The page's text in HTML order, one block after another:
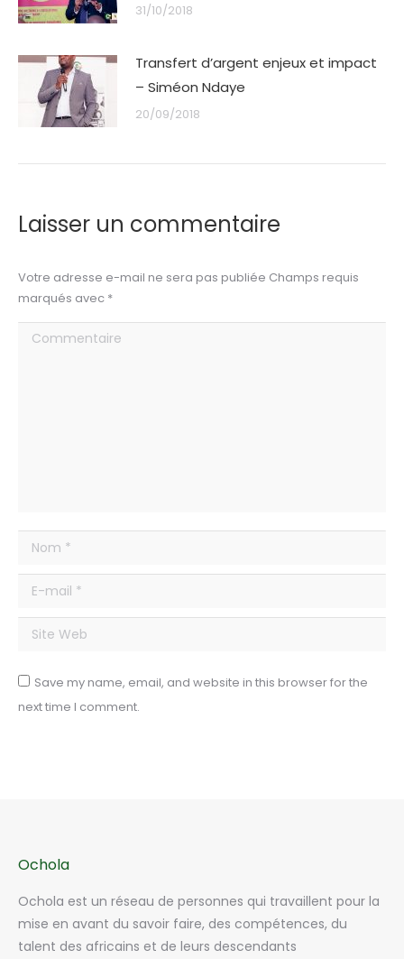
31/10/2018
Transfert d’argent enjeux et impact
– Siméon Ndaye
20/09/2018
Laisser un commentaire
Votre adresse e-mail ne sera pas publiée Champs requis
marqués avec *
Commentaire
Nom *
E-mail *
Site Web
Save my name, email, and website in this browser for the
next time I comment.
Ochola
Ochola est un réseau de personnes qui travaillent pour la
mise en avant du savoir faire, des compétences, du
talent des africains et de leurs descendants